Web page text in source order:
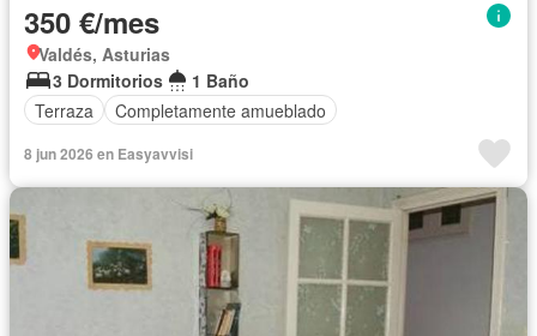
350 €/mes
Valdés, Asturias
3 Dormitorios
1 Baño
Terraza
Completamente amueblado
8 jun 2026 en Easyavvisi